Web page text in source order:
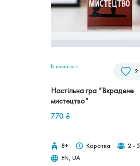
2
В наявностi
Настільна гра “Вкрадене
мистецтво”
770 ₴
8+ Коротка
2 - 5
EN, UA